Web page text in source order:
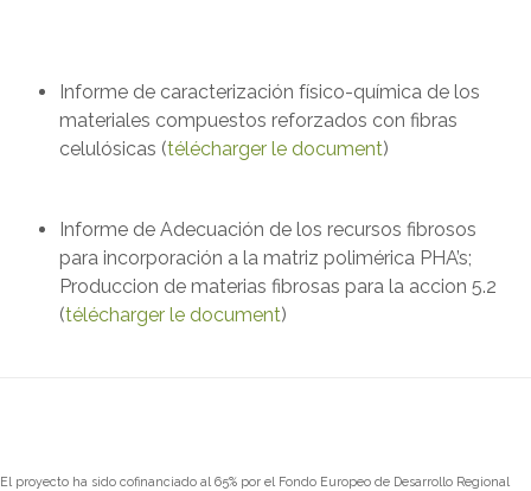
Informe de caracterización físico-química de los
materiales compuestos reforzados con fibras
celulósicas (télécharger le document)
Informe de Adecuación de los recursos fibrosos
para incorporación a la matriz polimérica PHA’s;
Produccion de materias fibrosas para la accion 5.2
(télécharger le document)
El proyecto ha sido cofinanciado al 65% por el Fondo Europeo de Desarrollo Regional